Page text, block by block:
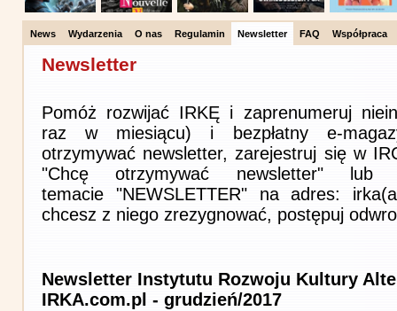
News Wydarzenia O nas Regulamin Newsletter FAQ Współpraca
Newsletter
Pomóż rozwijać IRKĘ i zaprenumeruj
raz w miesiącu) i bezpłatny e-
otrzymywać newsletter, zarejestruj się w
"Chcę otrzymywać newsletter"
temacie "NEWSLETTER" na adres:
chcesz z niego zrezygnować, postępuj
Newsletter Instytutu Rozwoju Kultury
IRKA.com.pl - grudzień/2017